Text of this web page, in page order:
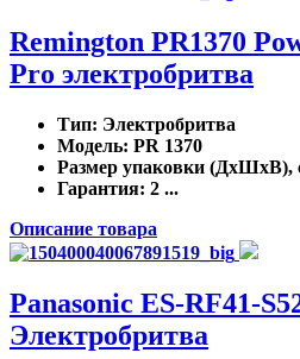
Remington PR1370
Pro электробритва
Тип: Электробритва
Модель: PR 1370
Размер упаковки (ДхШхВ),
Гарантия: 2 ...
Описание товара
Panasonic ES-RF41-
Электробритва